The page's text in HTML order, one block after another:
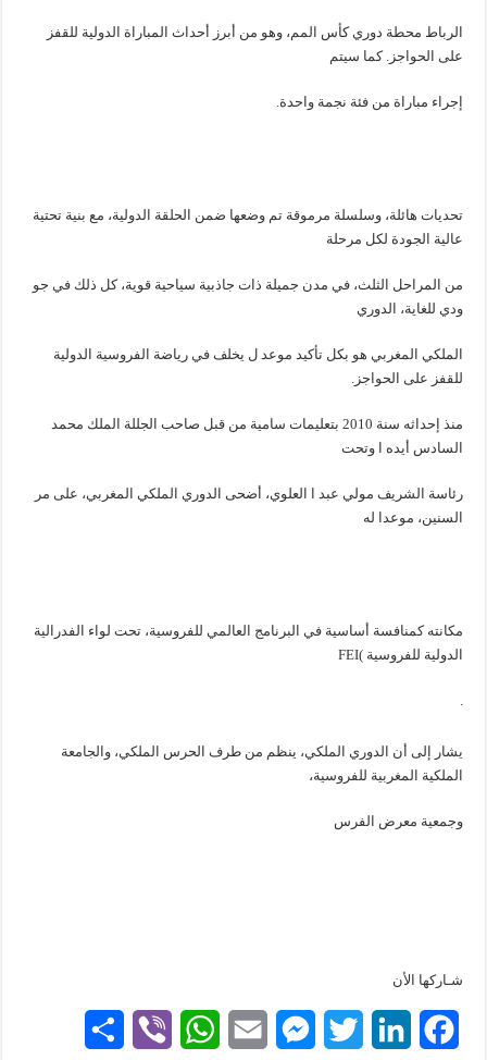
الرباط محطة دوري كأس المم، وهو من أبرز أحداث المباراة الدولية للقفز
على الحواجز. كما سيتم
إجراء مباراة من فئة نجمة واحدة.
تحديات هائلة، وسلسلة مرموقة تم وضعها ضمن الحلقة الدولية، مع بنية تحتية
عالية الجودة لكل مرحلة
من المراحل الثلث، في مدن جميلة ذات جاذبية سياحية قوية، كل ذلك في جو
ودي للغاية، الدوري
الملكي المغربي هو بكل تأكيد موعد ل يخلف في رياضة الفروسية الدولية
للقفز على الحواجز.
منذ إحداثه سنة 2010 بتعليمات سامية من قبل صاحب الجللة الملك محمد
السادس أيده ا وتحت
رئاسة الشريف مولي عبد ا العلوي، أضحى الدوري الملكي المغربي، على مر
السنين، موعدا له
مكانته كمنافسة أساسية في البرنامج العالمي للفروسية، تحت لواء الفدرالية
الدولية للفروسية )FEI
.
يشار إلى أن الدوري الملكي، ينظم من طرف الحرس الملكي، والجامعة
الملكية المغربية للفروسية،
وجمعية معرض الفرس
شـاركها الأن
M
W